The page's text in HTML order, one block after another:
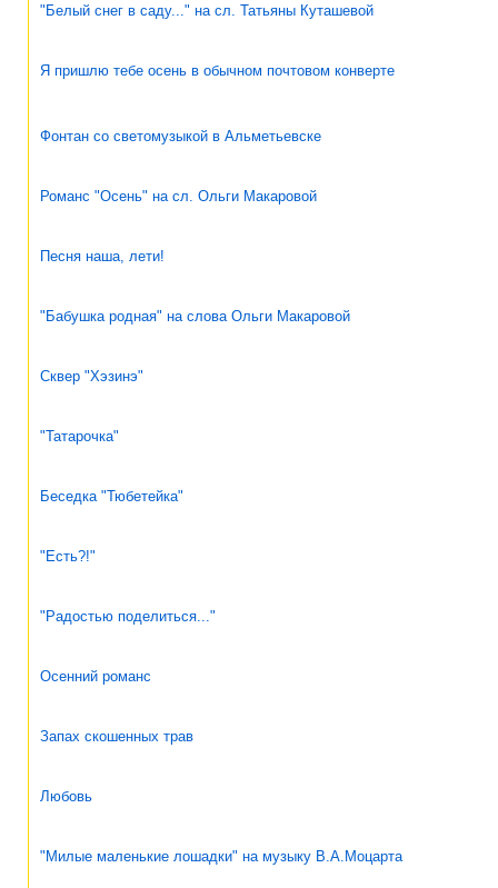
"Белый снег в саду..." на сл. Татьяны Куташевой
Я пришлю тебе осень в обычном почтовом конверте
Фонтан со светомузыкой в Альметьевске
Романс "Осень" на сл. Ольги Макаровой
Песня наша, лети!
"Бабушка родная" на слова Ольги Макаровой
Сквер "Хэзинэ"
"Татарочка"
Беседка "Тюбетейка"
"Есть?!"
"Радостью поделиться..."
Осенний романс
Запах скошенных трав
Любовь
"Милые маленькие лошадки" на музыку В.А.Моцарта